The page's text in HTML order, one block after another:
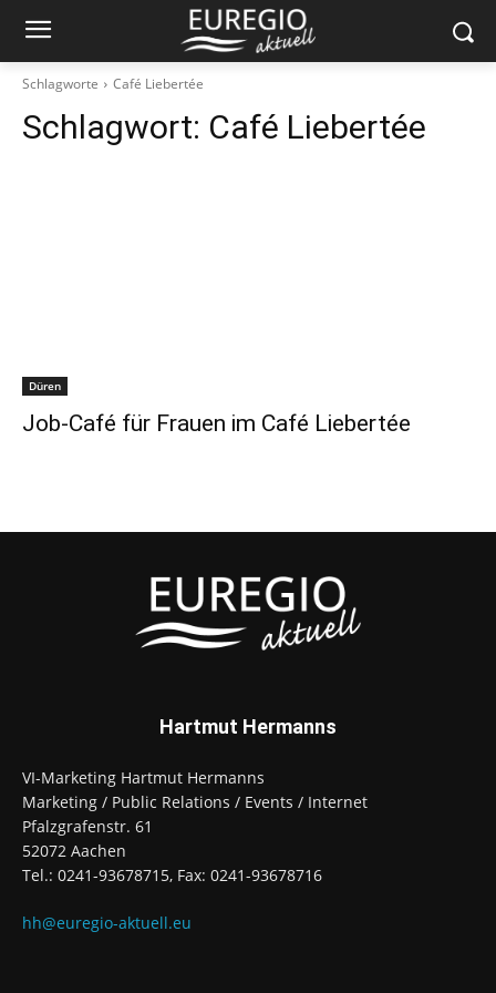
Schlagworte Café Liebertée
Schlagwort: Café Liebertée
Düren
Job-Café für Frauen im Café Liebertée
Hartmut Hermanns
VI-Marketing Hartmut Hermanns
Marketing / Public Relations / Events / Internet
Pfalzgrafenstr. 61
52072 Aachen
Tel.: 0241-93678715, Fax: 0241-93678716
hh@euregio-aktuell.eu